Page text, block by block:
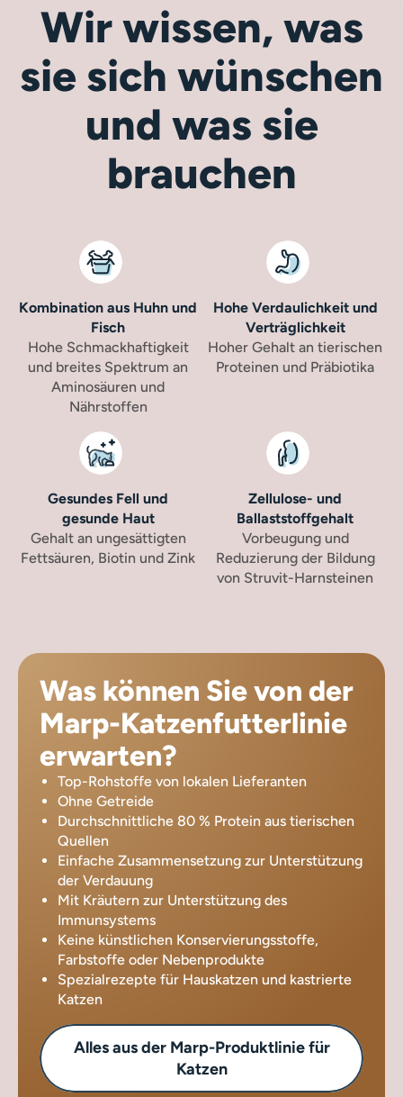
Wir wissen, was
sie sich wünschen
und was sie
brauchen
Kombination aus Huhn und
Fisch
Hohe Schmackhaftigkeit
und breites Spektrum an
Aminosäuren und
Nährstoffen
Hohe Verdaulichkeit und
Verträglichkeit
Hoher Gehalt an tierischen
Proteinen und Präbiotika
Gesundes Fell und
gesunde Haut
Gehalt an ungesättigten
Fettsäuren, Biotin und Zink
Zellulose- und
Ballaststoffgehalt
Vorbeugung und
Reduzierung der Bildung
von Struvit-Harnsteinen
Was können Sie von der
Marp-Katzenfutterlinie
erwarten?
Top-Rohstoffe von lokalen Lieferanten
Ohne Getreide
Durchschnittliche 80 % Protein aus tierischen
Quellen
Einfache Zusammensetzung zur Unterstützung
der Verdauung
Mit Kräutern zur Unterstützung des
Immunsystems
Keine künstlichen Konservierungsstoffe,
Farbstoffe oder Nebenprodukte
Spezialrezepte für Hauskatzen und kastrierte
Katzen
Alles aus der Marp-Produktlinie für
Katzen